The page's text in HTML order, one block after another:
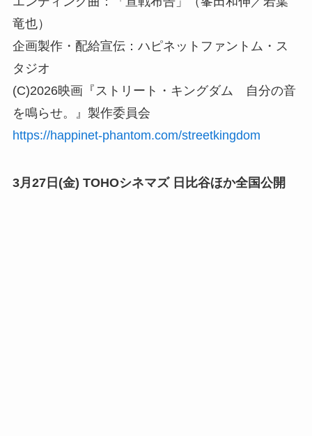
竜也）
企画製作・配給宣伝：ハピネットファントム・ス
タジオ
(C)2026映画『ストリート・キングダム 自分の音
を鳴らせ。』製作委員会
https://happinet-phantom.com/streetkingdom
3月27日(金) TOHOシネマズ 日比谷ほか全国公開